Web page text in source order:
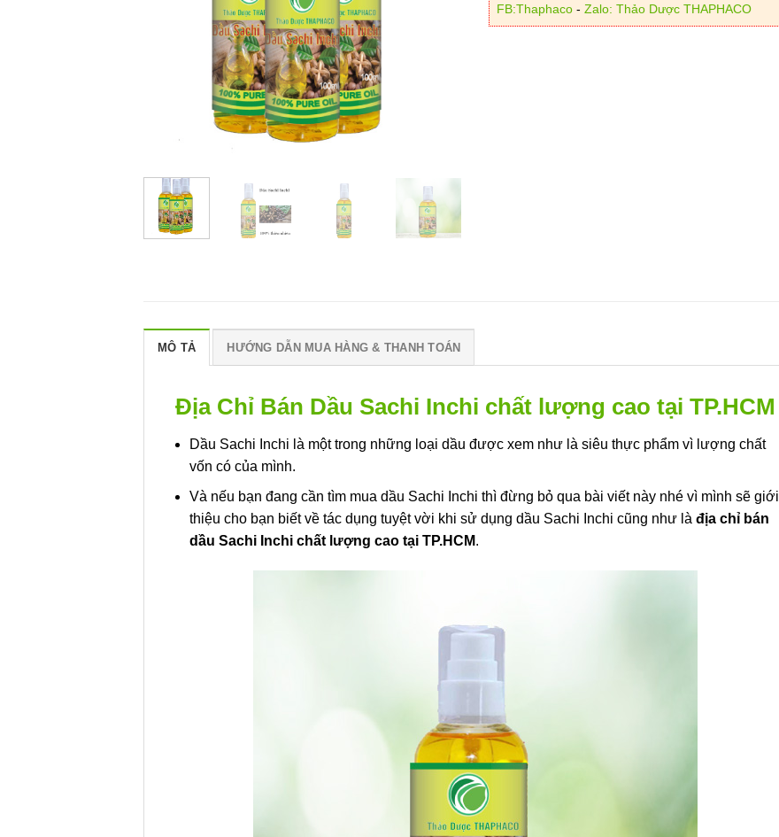
FB:Thaphaco- Zalo: Thảo Dược THAPHACO
MÔ TẢ HƯỚNG DẪN MUA HÀNG & THANH TOÁN
Địa Chỉ Bán Dầu Sachi Inchi chất lượng cao tại TP.HCM
Dầu Sachi Inchi là một trong những loại dầu được xem như là siêu thực phẩm vì lượng chất
vốn có của mình.
Và nếu bạn đang cần tìm mua dầu Sachi Inchi thì đừng bỏ qua bài viết này nhé vì mình sẽ giới
thiệu cho bạn biết về tác dụng tuyệt vời khi sử dụng dầu Sachi Inchi cũng như là địa chỉ bán
dầu Sachi Inchi chất lượng cao tại TP.HCM.